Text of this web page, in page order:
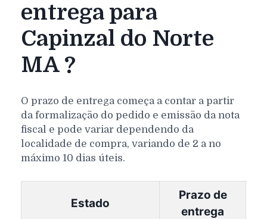
entrega para
Capinzal do Norte
MA ?
O prazo de entrega começa a contar a partir
da formalização do pedido e emissão da nota
fiscal e pode variar dependendo da
localidade de compra, variando de 2 a no
máximo 10 dias úteis.
Estado
Prazo de
entrega